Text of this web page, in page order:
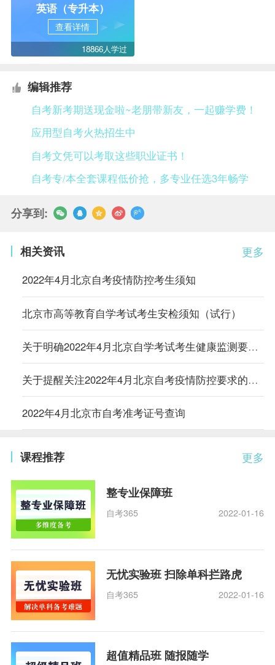
英语（专升本）
查看详情
18866人学过
编辑推荐
自考新考期送现金啦~老朋带新友，一起赚学费！
应用型自考火热招生中
自考文凭可以考取这些职业证书！
自考专/本全套课程低价抢，多专业任选3年畅学
分享到:
更多
相关资讯
2022年4月北京自考疫情防控考生须知
北京市高等教育自学考试考生安检须知（试行）
关于明确2022年4月北京自学考试考生健康监测要求的通知
关于提醒关注2022年4月北京自考疫情防控要求的通知
2022年4月北京市自考准考证号查询
更多
课程推荐
整专业保障班
自考365 2022-01-16
无忧实验班 扫除单科拦路虎
自考365 2022-01-16
超值精品班 随报随学